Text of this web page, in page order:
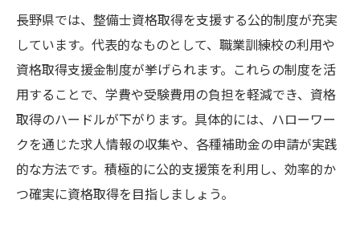
長野県では、整備士資格取得を支援する公的制度が充実
しています。代表的なものとして、職業訓練校の利用や
資格取得支援金制度が挙げられます。これらの制度を活
用することで、学費や受験費用の負担を軽減でき、資格
取得のハードルが下がります。具体的には、ハローワー
クを通じた求人情報の収集や、各種補助金の申請が実践
的な方法です。積極的に公的支援策を利用し、効率的か
つ確実に資格取得を目指しましょう。